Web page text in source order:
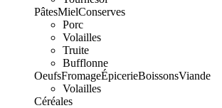
PâtesMielConserves
Porc
Volailles
Truite
Bufflonne
OeufsFromageÉpicerieBoissonsViande
Volailles
Céréales